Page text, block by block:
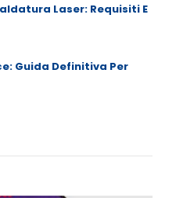
Laser: Requisiti E
Guida Definitiva Per